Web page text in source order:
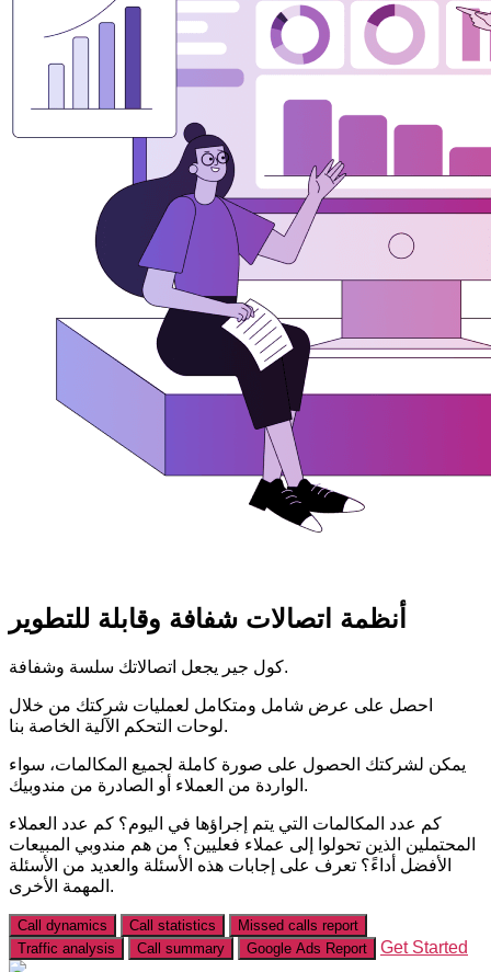
أنظمة اتصالات شفافة وقابلة للتطوير
كول جير يجعل اتصالاتك سلسة وشفافة.
احصل على عرض شامل ومتكامل لعمليات شركتك من خلال
لوحات التحكم الآلية الخاصة بنا.
يمكن لشركتك الحصول على صورة كاملة لجميع المكالمات، سواء
الواردة من العملاء أو الصادرة من مندوبيك.
كم عدد المكالمات التي يتم إجراؤها في اليوم؟ كم عدد العملاء
المحتملين الذين تحولوا إلى عملاء فعليين؟ من هم مندوبي المبيعات
الأفضل أداءً؟ تعرف على إجابات هذه الأسئلة والعديد من الأسئلة
المهمة الأخرى.
Call dynamics Call statistics
Missed calls report
Traffic analysis
Call summary Google Ads Report Get Started